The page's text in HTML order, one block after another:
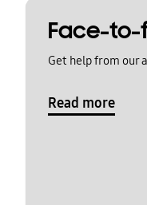
Face-
Get help from our
Read more